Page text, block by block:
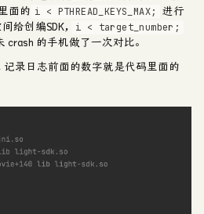
面的 i < PTHREAD_KEYS_MAX;
进行
给创编SDK，
i < target_number;
crash 的手机做了一次对比。
记录日志前面的数字就是代码里面的